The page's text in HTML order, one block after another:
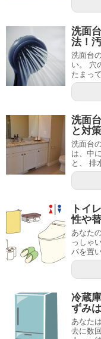
洗面
法！
洗面台
い。 穴
たまっ
洗面
と対
洗面台
は、中
と、 排
トイ
性や
あなた
っしゃ
パを置
冷蔵
ずみ
あなた
去に数